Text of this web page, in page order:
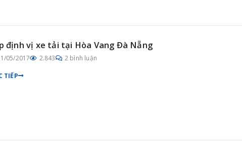
định vị xe tải tại Hòa Vang Đà Nẵng
05/2017 2.843 2 bình luận
TIẾP